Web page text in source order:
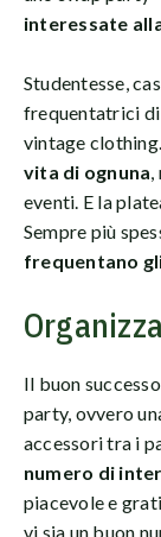
interessate
Studentesse,
frequentatrici di
vintage
vita di ognuna,
eventi. E la
Sempre più
frequentano
Il buon
party, ovvero
accessori tra i
numero di
piacevole e
vi sia un buon